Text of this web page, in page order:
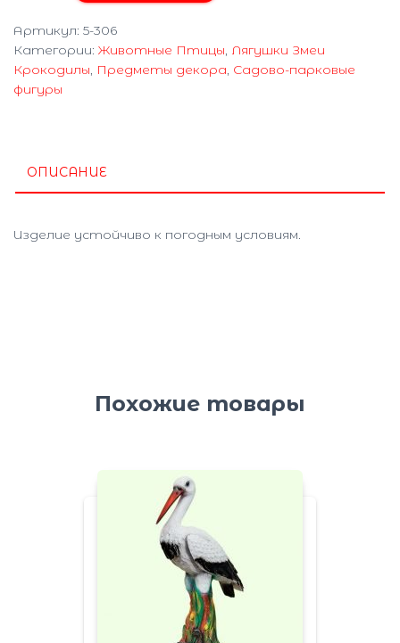
жабкой
5-
306
Артикул: 5-306
Категории: Животные Птицы, Лягушки Змеи
Крокодилы, Предметы декора, Садово-парковые
фигуры
ОПИСАНИЕ
Изделие устойчиво к погодным условиям.
Похожие товары